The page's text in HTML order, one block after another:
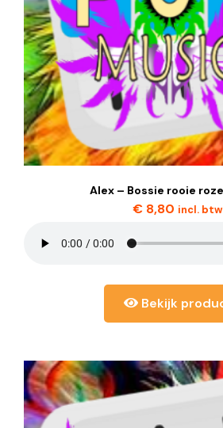
Alex – Bossie rooie
€ 8,80 incl. btw
Bekijk